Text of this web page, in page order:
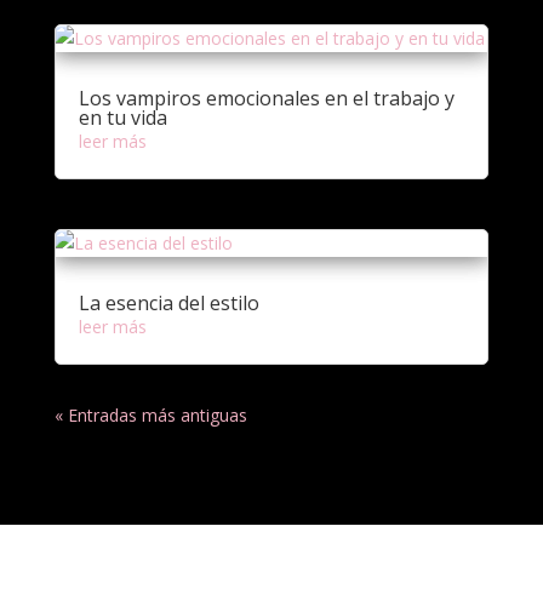
Los vampiros emocionales en el trabajo y
en tu vida
leer más
La esencia del estilo
leer más
« Entradas más antiguas